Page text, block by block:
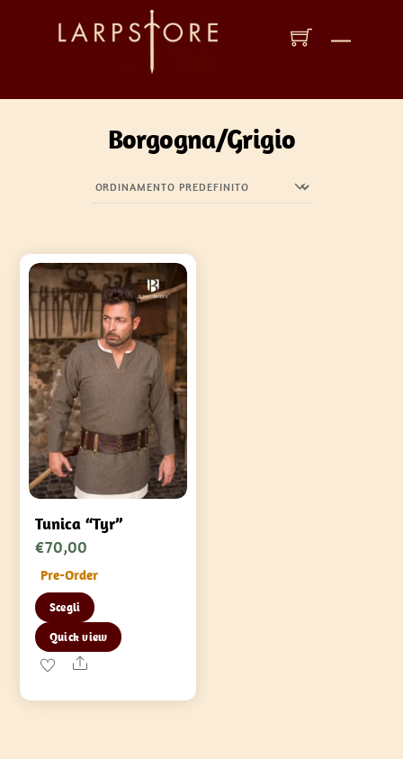
Menu
Borgogna/Grigio
Tunica “Tyr”
€70,00
Pre-Order
Scegli
prodotto
ha
varianti.
Quick view
Share